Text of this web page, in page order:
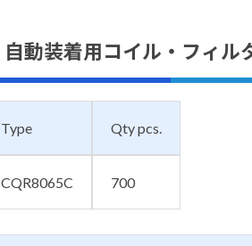
自動装着用コイル・フィ
Type Qty pcs.
CQR8065C 700